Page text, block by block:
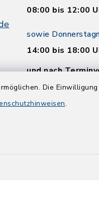
Die
.
08:00 bis 12:00
sowie
14:00 bis 18:00
und nach